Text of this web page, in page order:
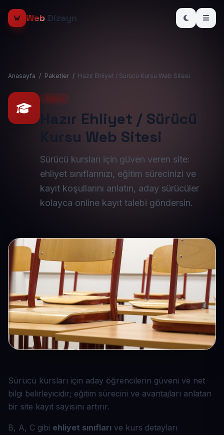
Web Dizayn
Anasayfa / Paketler / Hazır Ehliyet / Sürücü Kursu Web Sitesi
Eğitim
Hazır Ehliyet / Sürücü
Kursu Web Sitesi
Sürücü kursları için güven veren site:
ehliyet sınıflarınızı, eğitim sürecinizi ve
kayıt koşullarını anlatın, aday sürücüler
kolayca online kayıt talebi göndersin.
Sürücü kursları için aday öğrencilerin güveni ve net
bilgi belirleyicidir; eğitim sürecini ve avantajları anlatan
bir site kayıt sayısını artırır.
B, A, C gibi ehliyet sınıfları ve kurs detayları